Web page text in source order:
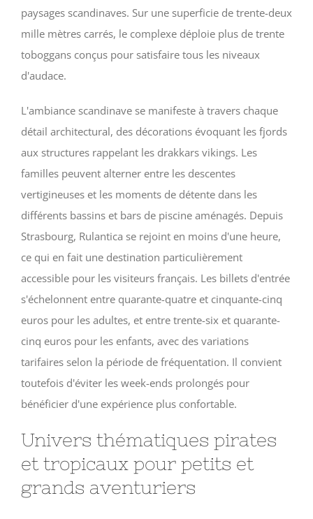
paysages scandinaves. Sur une superficie de trente-deux
mille mètres carrés, le complexe déploie plus de trente
toboggans conçus pour satisfaire tous les niveaux
d'audace.
L'ambiance scandinave se manifeste à travers chaque
détail architectural, des décorations évoquant les fjords
aux structures rappelant les drakkars vikings. Les
familles peuvent alterner entre les descentes
vertigineuses et les moments de détente dans les
différents bassins et bars de piscine aménagés. Depuis
Strasbourg, Rulantica se rejoint en moins d'une heure,
ce qui en fait une destination particulièrement
accessible pour les visiteurs français. Les billets d'entrée
s'échelonnent entre quarante-quatre et cinquante-cinq
euros pour les adultes, et entre trente-six et quarante-
cinq euros pour les enfants, avec des variations
tarifaires selon la période de fréquentation. Il convient
toutefois d'éviter les week-ends prolongés pour
bénéficier d'une expérience plus confortable.
Univers thématiques pirates
et tropicaux pour petits et
grands aventuriers